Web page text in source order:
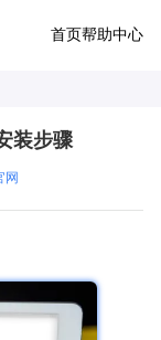
首页帮助中心
装步骤
网